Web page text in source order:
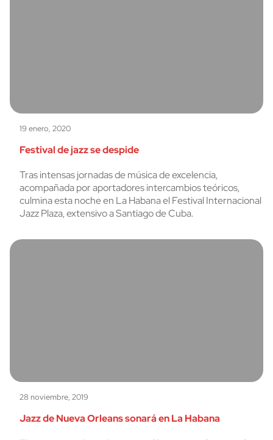
19 enero, 2020
Festival de jazz se despide
Tras intensas jornadas de música de excelencia,
acompañada por aportadores intercambios teóricos,
culmina esta noche en La Habana el Festival Internacional
Jazz Plaza, extensivo a Santiago de Cuba.
28 noviembre, 2019
Jazz de Nueva Orleans sonará en La Habana